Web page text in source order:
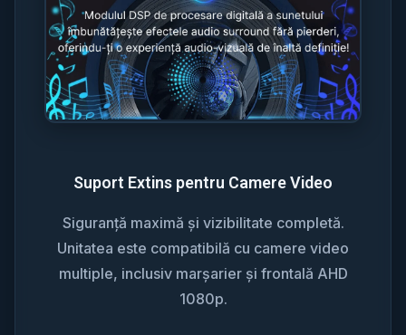
Suport Extins pentru Camere Video
Siguranță maximă și vizibilitate completă.
Unitatea este compatibilă cu camere video
multiple, inclusiv marșarier și frontală AHD
1080p.